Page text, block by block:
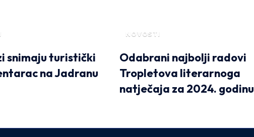
snimaju turistički
na Jadranu
NOVOSTI
Odabrani najbolji radovi
Tropletova literarnoga
natječaja za 2024. godinu